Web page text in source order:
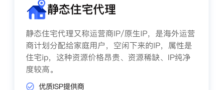
静态住宅代理
静态住宅代理又称运营商IP/原生IP，是海外运营
商计划分配给家庭用户，空闲下来的IP，属性是
住宅ip，这种资源价格昂贵、资源稀缺、IP纯净
度较高。
优质ISP提供商